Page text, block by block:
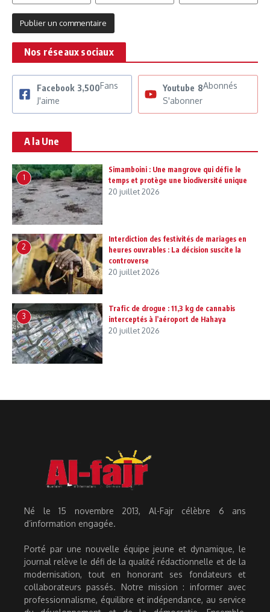
Nos réseaux sociaux
Facebook 3,500Fans
J'aime
Youtube 8Abonnés
S'abonner
A la Une
1
Simamboini : Une mangrove qui défie le
temps et protège une biodiversité unique
20 juillet 2026
2
Interdiction des festivités de mariages en
heures ouvrables : La décision suscite la
controverse
20 juillet 2026
3
Trafic de drogue : 11,3 kg de cannabis
interceptés à l’aéroport de Hahaya
20 juillet 2026
Né le 15 novembre 2013, Al-Fajr célèbre 6 ans
d’information engagée.
Porté par une nouvelle équipe jeune et dynamique, le
journal relève le défi de la qualité rédactionnelle et de la
modernisation, tout en honorant ses fondateurs et
collaborateurs passés. Notre mission : informer avec
professionnalisme, équilibre et indépendance, au service